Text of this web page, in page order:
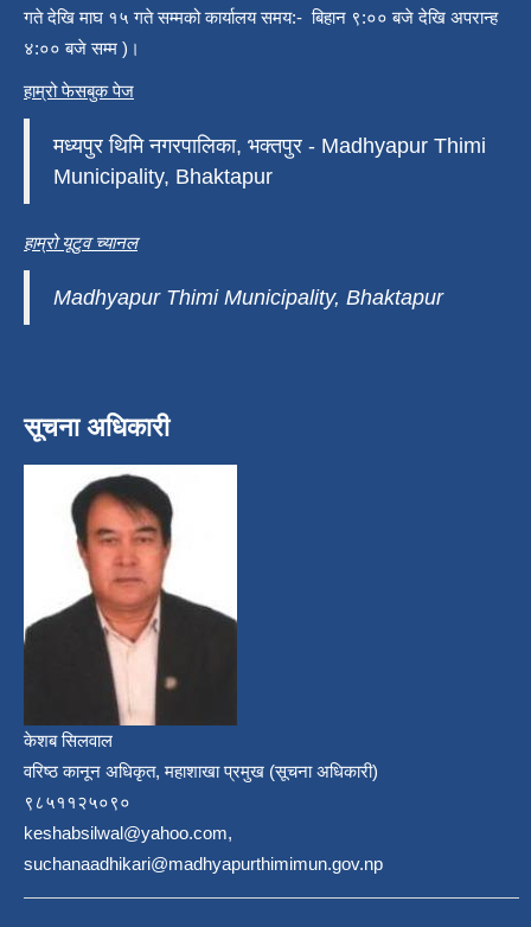
गते देखि माघ १५ गते सम्मको कार्यालय समय:- बिहान ९:०० बजे देखि अपरान्ह
४:०० बजे सम्म )।
हाम्रो फेसबुक पेज
मध्यपुर थिमि नगरपालिका, भक्तपुर - Madhyapur Thimi
Municipality, Bhaktapur
हाम्रो यूटुव च्यानल
Madhyapur Thimi Municipality, Bhaktapur
सूचना अधिकारी
केशब सिलवाल
वरिष्ठ कानून अधिकृत, महाशाखा प्रमुख (सूचना अधिकारी)
९८५११२५०९०
keshabsilwal@yahoo.com,
suchanaadhikari@madhyapurthimimun.gov.np